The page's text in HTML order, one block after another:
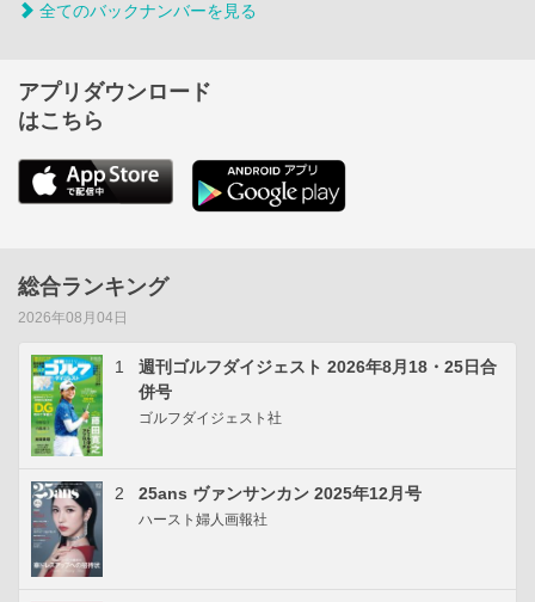
全てのバックナンバーを見る
アプリダウンロード
はこちら
総合ランキング
2026年08月04日
1
週刊ゴルフダイジェスト 2026年8月18・25日合
併号
ゴルフダイジェスト社
2 25ans ヴァンサンカン 2025年12月号
ハースト婦人画報社